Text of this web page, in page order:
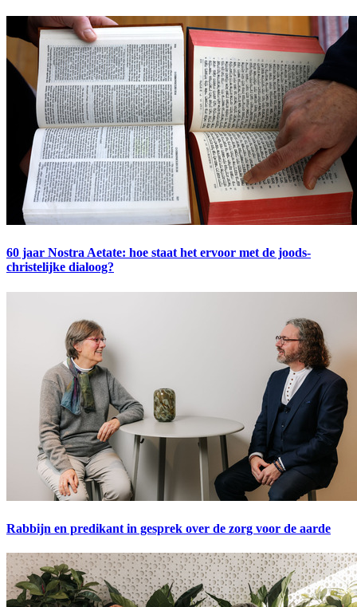
60 jaar Nostra Aetate: hoe staat het ervoor met de joods-
christelijke dialoog?
Rabbijn en predikant in gesprek over de zorg voor de aarde